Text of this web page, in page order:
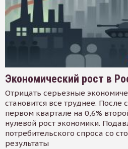
Экономический рост в
Отрицать серьезные
становится все труднее.
первом квартале на 0,6%
нулевой рост экономики.
потребительского спроса со
результаты